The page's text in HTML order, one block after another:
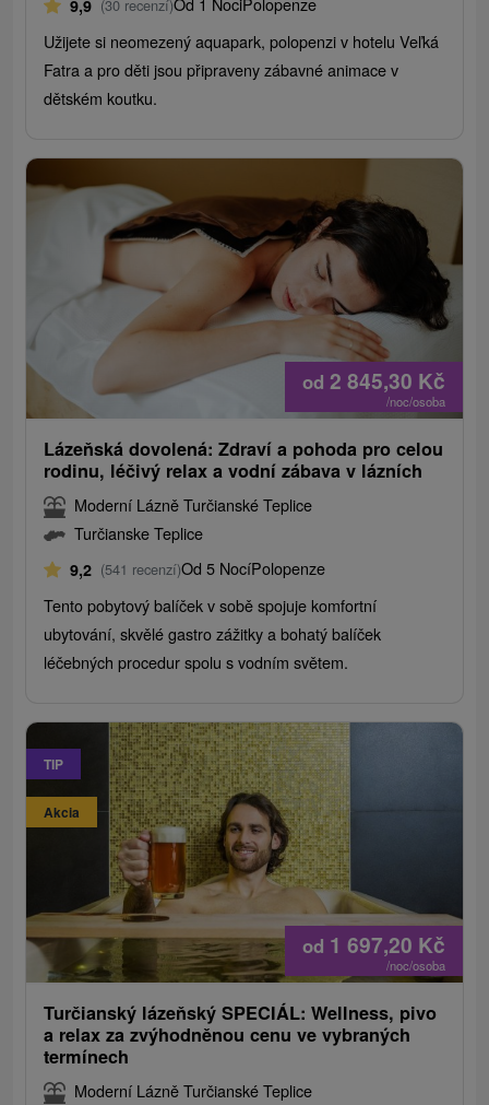
9,9 (30 recenzí)
Užijete si neomezený aquapark, polopenzi v hotelu Veľká
Fatra a pro děti jsou připraveny zábavné animace v
dětském koutku.
od 2 845,30 Kč
/noc/osoba
Lázeňská dovolená: Zdraví a pohoda pro celou
rodinu, léčivý relax a vodní zábava v lázních
Moderní Lázně Turčianské Teplice
Turčianske Teplice
9,2 (541 recenzí)Od 5 NocíPolopenze
Tento pobytový balíček v sobě spojuje komfortní
ubytování, skvělé gastro zážitky a bohatý balíček
léčebných procedur spolu s vodním světem.
TIP
Akcia
od 1 697,20 Kč
/noc/osoba
Turčianský lázeňský SPECIÁL: Wellness, pivo
a relax za zvýhodněnou cenu ve vybraných
termínech
Moderní Lázně Turčianské Teplice